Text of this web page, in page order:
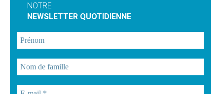
NOTRE
NEWSLETTER QUOTIDIENNE